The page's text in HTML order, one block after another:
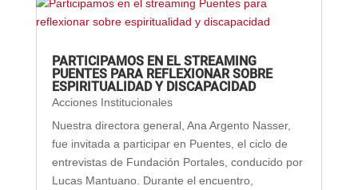
PARTICIPAMOS EN EL STREAMING
PUENTES PARA REFLEXIONAR SOBRE
ESPIRITUALIDAD Y DISCAPACIDAD
Acciones Institucionales
Nuestra directora general, Ana Argento Nasser,
fue invitada a participar en Puentes, el ciclo de
entrevistas de Fundación Portales, conducido por
Lucas Mantuano. Durante el encuentro,